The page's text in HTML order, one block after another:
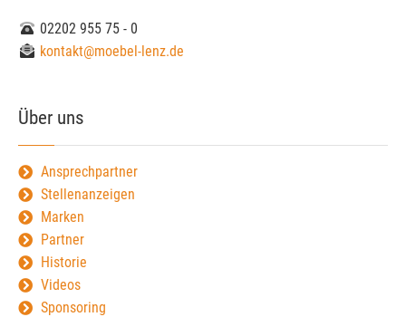
02202 955 75 - 0
kontakt@moebel-lenz.de
Über uns
Ansprechpartner
Stellenanzeigen
Marken
Partner
Historie
Videos
Sponsoring